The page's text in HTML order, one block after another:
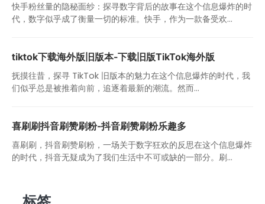
快手粉丝量的隐秘面纱：探寻数字背后的故事在这个信息爆炸的时
代，数字似乎成了衡量一切的标准。快手，作为一款备受欢...
tiktok下载海外版旧版本-下载旧版TikTok海外版
抚摸往昔，探寻 TikTok 旧版本的魅力在这个信息爆炸的时代，我
们似乎总是被推着向前，追逐着最新的潮流。然而...
喜刷刷抖音刷赞刷粉-抖音刷赞刷粉乐趣多
喜刷刷，抖音刷赞刷粉，一场关于数字狂欢的反思在这个信息爆炸
的时代，抖音无疑成为了我们生活中不可或缺的一部分。刷...